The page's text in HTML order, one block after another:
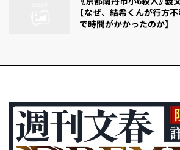
【なぜ、結希くんが行方
で時間がかかったのか】